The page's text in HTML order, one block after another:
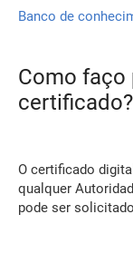
Banco de
Como faço
certificado?
O certificado
qualquer
pode ser